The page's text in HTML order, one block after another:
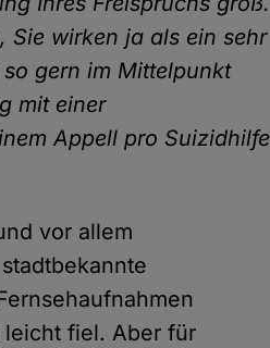
Sie wirken ja als ein sehr
gern im Mittelpunkt
mit einer
Appell pro Suizidhilfe
vor allem
leicht fiel. Aber für